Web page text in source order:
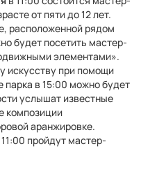
от пяти до 12 лет.
расположенной рядом
будет посетить мастер-
элементами».
искусству при помощи
парка в 15:00 можно будет
услышат известные
композиции
аранжировке.
11:00 пройдут мастер-